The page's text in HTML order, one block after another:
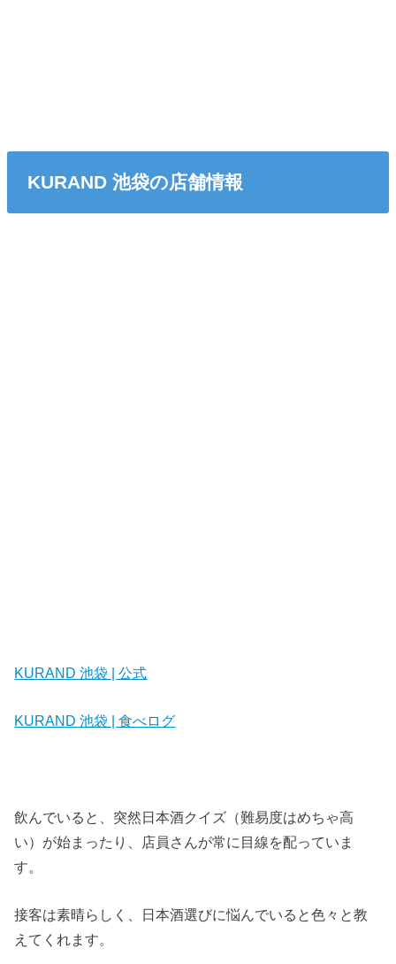
KURAND 池袋の店舗情報
KURAND 池袋 | 公式
KURAND 池袋 | 食べログ
飲んでいると、突然日本酒クイズ（難易度はめちゃ高
い）が始まったり、店員さんが常に目線を配っていま
す。
接客は素晴らしく、日本酒選びに悩んでいると色々と教
えてくれます。